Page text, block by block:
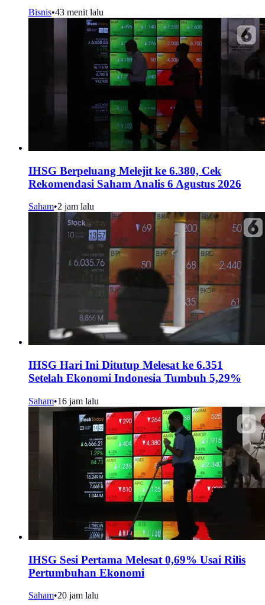
Bisnis•43 menit lalu
IHSG Berpeluang Melejit ke 6.380, Cek
Rekomendasi Saham Analis 6 Agustus 2026
Saham•2 jam lalu
IHSG Hari Ini Ditutup Melesat ke 6.351
Setelah Ekonomi Indonesia Tumbuh 5,29%
Saham•16 jam lalu
IHSG Sesi Pertama Melesat 0,69% Usai Rilis
Pertumbuhan Ekonomi
Saham•20 jam lalu